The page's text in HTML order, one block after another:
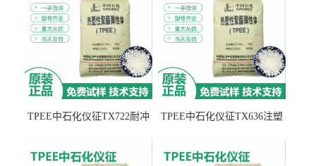
TPEE中石化仪征TX722耐冲
TPEE中石化仪征TX636注塑